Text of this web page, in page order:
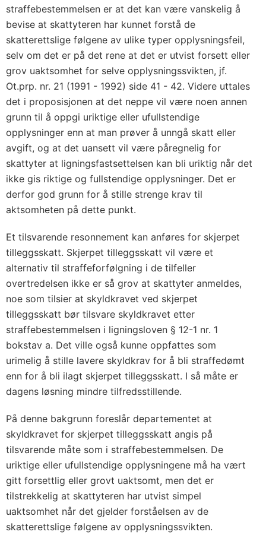
straffebestemmelsen er at det kan være vanskelig å
bevise at skattyteren har kunnet forstå de
skatterettslige følgene av ulike typer opplysningsfeil,
selv om det er på det rene at det er utvist forsett eller
grov uaktsomhet for selve opplysningssvikten, jf.
Ot.prp. nr. 21 (1991 - 1992) side 41 - 42. Videre uttales
det i proposisjonen at det neppe vil være noen annen
grunn til å oppgi uriktige eller ufullstendige
opplysninger enn at man prøver å unngå skatt eller
avgift, og at det uansett vil være påregnelig for
skattyter at ligningsfastsettelsen kan bli uriktig når det
ikke gis riktige og fullstendige opplysninger. Det er
derfor god grunn for å stille strenge krav til
aktsomheten på dette punkt.
Et tilsvarende resonnement kan anføres for skjerpet
tilleggsskatt. Skjerpet tilleggsskatt vil være et
alternativ til straffeforfølgning i de tilfeller
overtredelsen ikke er så grov at skattyter anmeldes,
noe som tilsier at skyldkravet ved skjerpet
tilleggsskatt bør tilsvare skyldkravet etter
straffebestemmelsen i ligningsloven § 12-1 nr. 1
bokstav a. Det ville også kunne oppfattes som
urimelig å stille lavere skyldkrav for å bli straffedømt
enn for å bli ilagt skjerpet tilleggsskatt. I så måte er
dagens løsning mindre tilfredsstillende.
På denne bakgrunn foreslår departementet at
skyldkravet for skjerpet tilleggsskatt angis på
tilsvarende måte som i straffebestemmelsen. De
uriktige eller ufullstendige opplysningene må ha vært
gitt forsettlig eller grovt uaktsomt, men det er
tilstrekkelig at skattyteren har utvist simpel
uaktsomhet når det gjelder forståelsen av de
skatterettslige følgene av opplysningssvikten.